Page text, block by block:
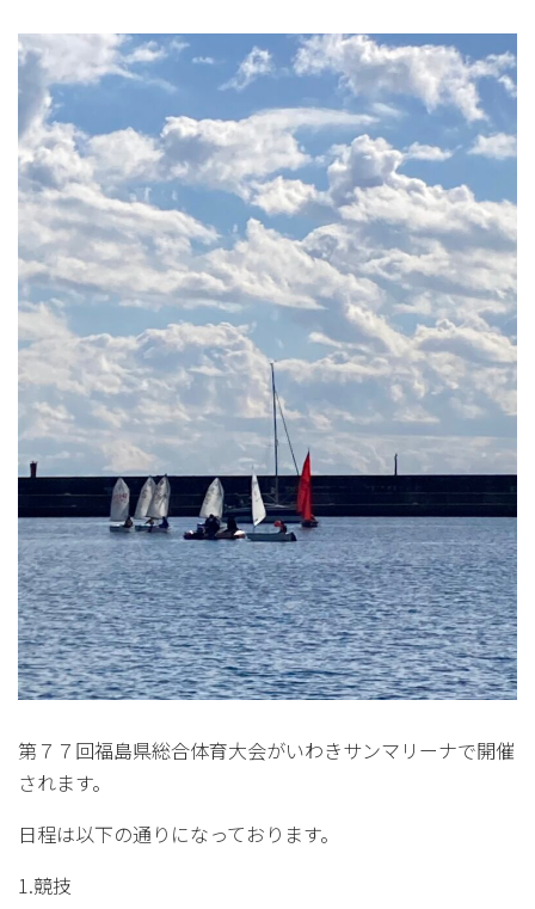
第７７回福島県総合体育大会がいわきサンマリーナで開催
されます。
日程は以下の通りになっております。
1.競技